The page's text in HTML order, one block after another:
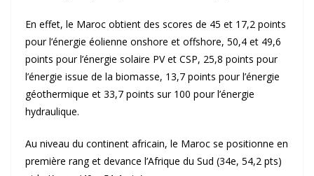
En effet, le Maroc obtient des scores de 45 et 17,2 points
pour l’énergie éolienne onshore et offshore, 50,4 et 49,6
points pour l’énergie solaire PV et CSP, 25,8 points pour
l’énergie issue de la biomasse, 13,7 points pour l’énergie
géothermique et 33,7 points sur 100 pour l’énergie
hydraulique.
Au niveau du continent africain, le Maroc se positionne en
première rang et devance l’Afrique du Sud (34e, 54,2 pts)